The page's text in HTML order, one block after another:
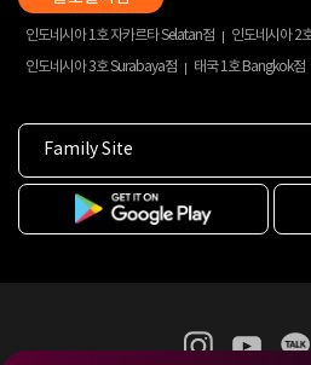
인도네시아 1호 자카르타 Selatan점
인도네시아 2
인도네시아 3호 Surabaya점
태국 1호 Bangkok점
Family Site